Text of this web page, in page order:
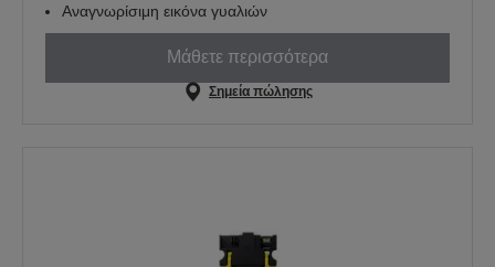
Αναγνωρίσιμη εικόνα γυαλιών
Μάθετε περισσότερα
Σημεία πώλησης